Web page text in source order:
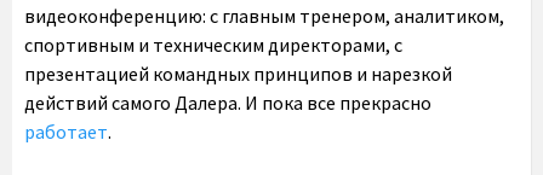
видеоконференцию: с главным тренером, аналитиком,
спортивным и техническим директорами, с
презентацией командных принципов и нарезкой
действий самого Далера. И пока все прекрасно
работает.